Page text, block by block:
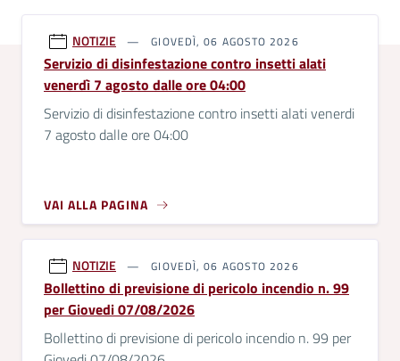
NOTIZIE GIOVEDÌ, 06 AGOSTO 2026
Servizio di disinfestazione contro insetti alati
venerdì 7 agosto dalle ore 04:00
Servizio di disinfestazione contro insetti alati venerdi
7 agosto dalle ore 04:00
VAI ALLA PAGINA
NOTIZIE GIOVEDÌ, 06 AGOSTO 2026
Bollettino di previsione di pericolo incendio n. 99
per Giovedi 07/08/2026
Bollettino di previsione di pericolo incendio n. 99 per